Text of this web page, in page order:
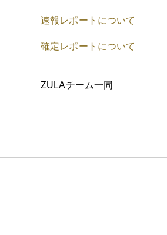
速報レポートについて
確定レポートについて
ZULAチーム一同